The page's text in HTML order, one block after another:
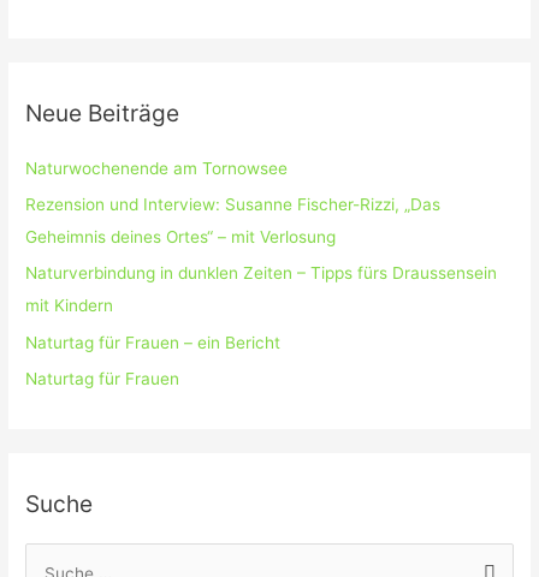
Neue Beiträge
Naturwochenende am Tornowsee
Rezension und Interview: Susanne Fischer-Rizzi, „Das
Geheimnis deines Ortes“ – mit Verlosung
Naturverbindung in dunklen Zeiten – Tipps fürs Draussensein
mit Kindern
Naturtag für Frauen – ein Bericht
Naturtag für Frauen
Suche